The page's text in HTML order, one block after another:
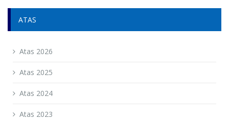
ATAS
Atas 2026
Atas 2025
Atas 2024
Atas 2023